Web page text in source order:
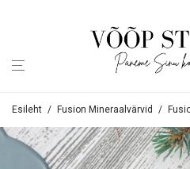
Esileht / Fusion Mineraalvärvid /